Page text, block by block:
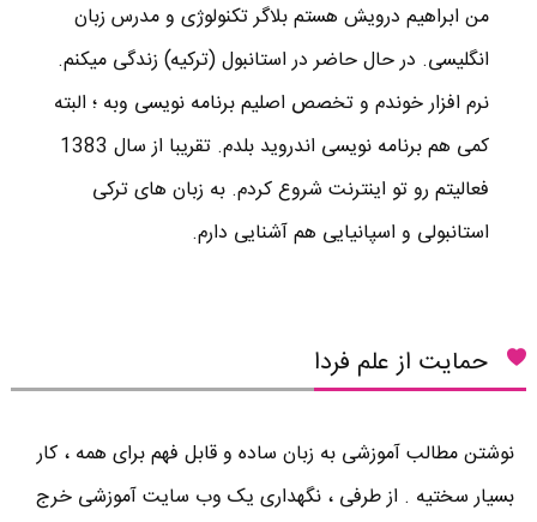
من ابراهیم درویش هستم بلاگر تکنولوژی و مدرس زبان
انگلیسی. در حال حاضر در استانبول (ترکیه) زندگی میکنم.
نرم افزار خوندم و تخصص اصلیم برنامه نویسی وبه ؛ البته
کمی هم برنامه نویسی اندروید بلدم. تقریبا از سال 1383
فعالیتم رو تو اینترنت شروع کردم. به زبان های ترکی
استانبولی و اسپانیایی هم آشنایی دارم.
حمایت از علم فردا
نوشتن مطالب آموزشی به زبان ساده و قابل فهم برای همه ، کار
بسیار سختیه . از طرفی ، نگهداری یک وب سایت آموزشی خرج